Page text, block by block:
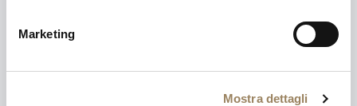
Marketing
Mostra dettagli